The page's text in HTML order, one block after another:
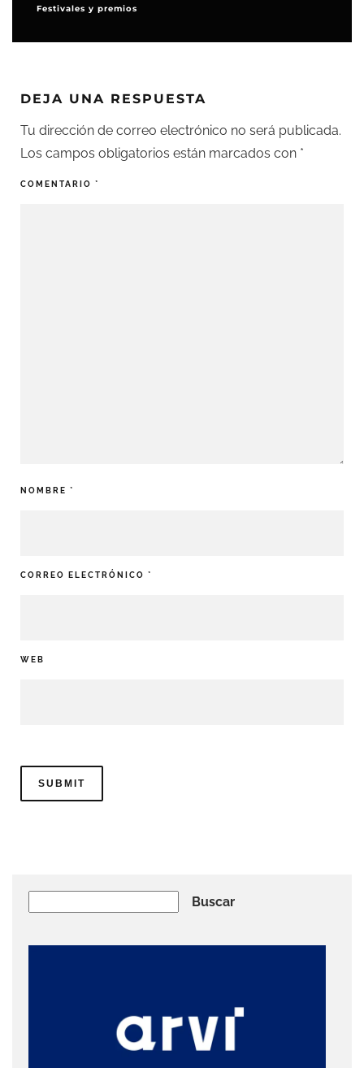
Festivales y premios
DEJA UNA RESPUESTA
Tu dirección de correo electrónico no será publicada.
Los campos obligatorios están marcados con *
COMENTARIO *
NOMBRE *
CORREO ELECTRÓNICO *
WEB
Buscar